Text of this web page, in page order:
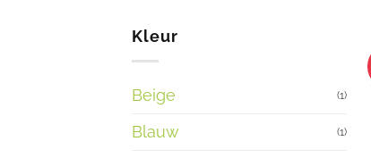
Kleur
Beige (1)
Blauw (1)